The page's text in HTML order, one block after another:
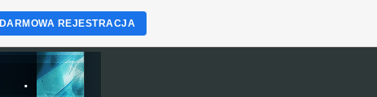
.
DARMOWA REJESTRACJA